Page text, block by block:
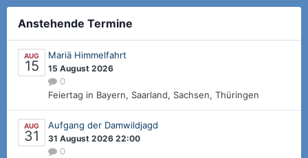
Anstehende Termine
AUG
15
Mariä Himmelfahrt
15 August 2026
0
Feiertag in Bayern, Saarland, Sachsen, Thüringen
AUG
31
Aufgang der Damwildjagd
31 August 2026 22:00
0